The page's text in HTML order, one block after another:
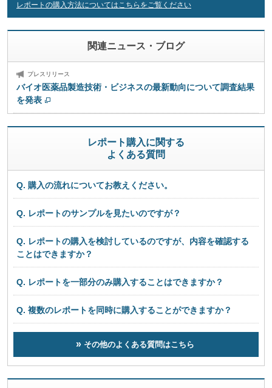
レポートの購入方法についてはこちらをご覧ください
関連ニュース・ブログ
プレスリリース
バイオ医薬品製造技術・ビジネスの最新動向について調査結果
を発表
レポート購入に関する
よくある質問
Q. 購入の流れについてお教えください。
Q. レポートのサンプルを見たいのですが？
Q. レポートの購入を検討しているのですが、内容を確認する
ことはできますか？
Q. レポートを一部分のみ購入することはできますか？
Q. 複数のレポートを同時に購入することができますか？
その他のよくある質問はこちら